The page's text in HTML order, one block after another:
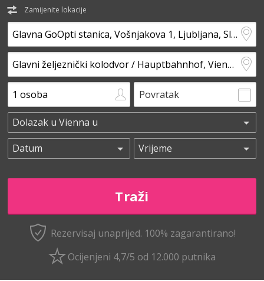
Zamijenite lokacije
Povratak
Rezervisaj unaprijed. 100% zagarantirano!
Ocijenjeni 4,7/5 od 12.000 putnika